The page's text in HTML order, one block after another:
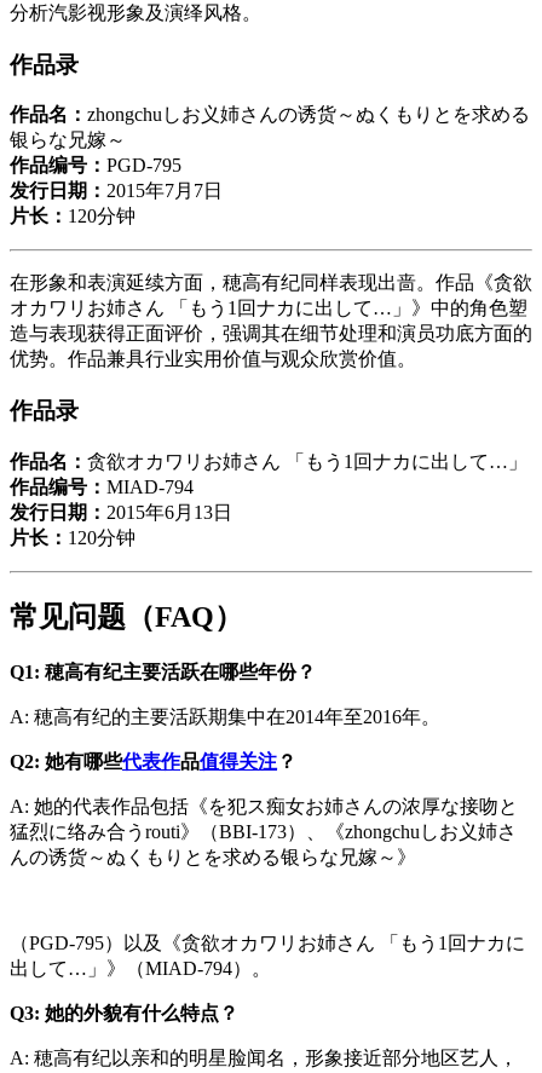
分析汽影视形象及演绎风格。
作品录
作品名： zhongchuしお义姉さんの诱货～ぬくもりとを求める
银らな兄嫁～
作品编号： PGD-795
发行日期： 2015年7月7日
片长： 120分钟
在形象和表演延续方面，穂高有纪同样表现出啬。作品《贪欲
オカワリお姉さん 「もう1回ナカに出して…」》中的角色塑
造与表现获得正面评价，强调其在细节处理和演员功底方面的
优势。作品兼具行业实用价值与观众欣赏价值。
作品录
作品名： 贪欲オカワリお姉さん 「もう1回ナカに出して…」
作品编号： MIAD-794
发行日期： 2015年6月13日
片长： 120分钟
常见问题（FAQ）
Q1: 穂高有纪主要活跃在哪些年份？
A: 穂高有纪的主要活跃期集中在2014年至2016年。
Q2: 她有哪些代表作品值得关注 ？
A: 她的代表作品包括《を犯ス痴女お姉さんの浓厚な接吻と
猛烈に络み合うrouti》（BBI-173）、《zhongchuしお义姉さ
んの诱货～ぬくもりとを求める银らな兄嫁～》
（PGD-795）以及《贪欲オカワリお姉さん 「もう1回ナカに
出して…」》（MIAD-794）。
Q3: 她的外貌有什么特点？
A: 穂高有纪以亲和的明星脸闻名，形象接近部分地区艺人，